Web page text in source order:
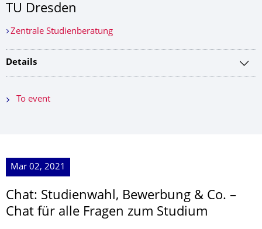
TU Dresden
Zentrale Studienberatung
Details
To event
Mar 02, 2021
Chat: Studienwahl, Bewerbung & Co. –
Chat für alle Fragen zum Studium